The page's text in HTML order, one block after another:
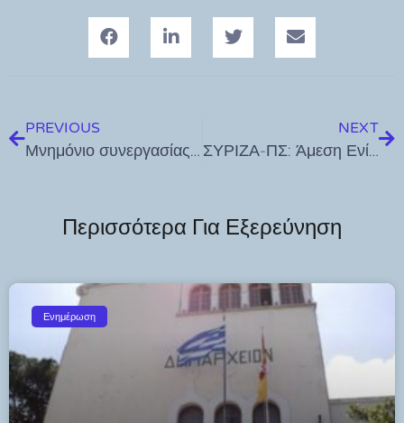
PREVIOUS
Μνημόνιο συνεργασίας μεταξύ του Υπουργείου Ψηφιακής Διακυβέρνησης και της Ένωσης Περιφερειών Ελλάδος
NEXT
ΣΥΡΙΖΑ-ΠΣ: Άμεση Ενίσχυση του Δημόσιου Συστήματος Υγείας στα Νησιά – Συνάντηση με τον Διοικητή του Νοσοκομείου ΚωΣΥΡΙΖΑ-ΠΣ: Άμεση Ενίσχυση του Δημόσιου Συστήματος Υγείας στα Νησιά – Συνάντηση με τον Διοικητή του Νοσοκομείου Κω
Περισσότερα Για Εξερεύνηση
Ενημέρωση